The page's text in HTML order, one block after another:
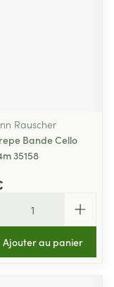
Rauscher
Bande Cello
35158
Ajouter au panier